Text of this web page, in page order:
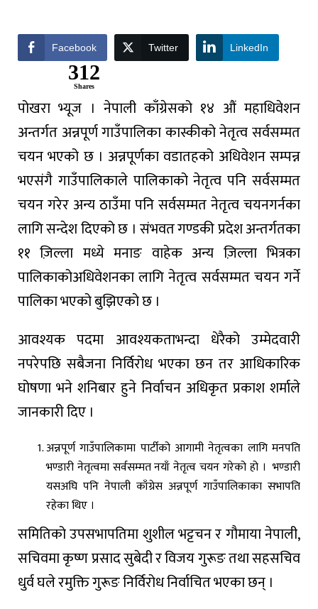
Facebook Twitter LinkedIn
312
Shares
पोखरा भ्यूज । नेपाली काँग्रेसको १४ औं महाधिवेशन
अन्तर्गतअन्नपूर्णगाउँपालिकाकास्कीकोनेतृत्वसर्वसम्मत
चयनभएको छ । अन्नपूर्णकावडातहको अधिवेशनसम्पन्न
भएसंगै गाउँपालिकाले पालिकाको नेतृत्व पनि सर्वसम्मत
चयनगरेरअन्यठाउँमापनिसर्वसम्मतनेतृत्वचयनगर्नका
लागिसन्देशदिएकोछ । संभवतगण्डकीप्रदेशअन्तर्गतका
११ ज़िल्ला मध्ये मनाङ वाहेक अन्य ज़िल्ला भित्रका
पालिकाकोअधिवेशनकालागिनेतृत्व सर्वसम्मतचयनगर्ने
पालिकाभएकोबुझिएकोछ ।
आवश्यक पदमा आवश्यकताभन्दा धेरैको उम्मेदवारी
नपरेपछि सबैजना निर्विरोध भएका छन तर आधिकारिक
घोषणा भने शनिबार हुने निर्वाचन अधिकृत प्रकाश शर्माले
जानकारी दिए ।
अन्नपूर्ण गाउँपालिकामा पार्टीको आगामी नेतृत्वका लागि मनपति
भण्डारीनेतृत्वमासर्वसम्मतनयाँनेतृत्वचयनगरेकोहो । भण्डारी
यसअघि पनि नेपाली काँग्रेस अन्नपूर्ण गाउँपालिकाका सभापति
रहेकाथिए ।
समितिकोउपसभापतिमाशुशीलभट्टचनरगौमायानेपाली,
सचिवमाकृष्णप्रसादसुबेदीरविजयगुरूङतथासहसचिव
धुर्वघलेरमुक्तिगुरूङनिर्विरोधनिर्वाचितभएकाछन् ।